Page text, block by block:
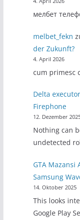
мелбет
melbet_fekn
der Zukunft?
4. April 2026
cum primesc
Delta
Firephone
12. Dezember
Nothing can
undetected
GTA Mazansi
Samsung
14. Oktober 2025
This looks
Google Play